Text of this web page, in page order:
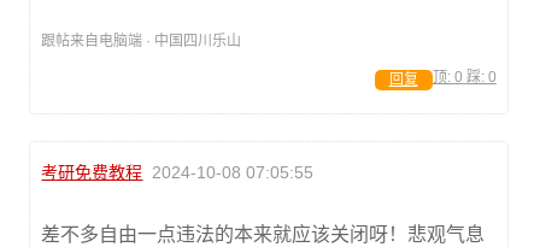
跟帖来自电脑端 · 中国四川乐山
顶: 0 踩: 0
回复
考研免费教程 2024-10-08 07:05:55
差不多自由一点违法的本来就应该关闭呀！悲观气息